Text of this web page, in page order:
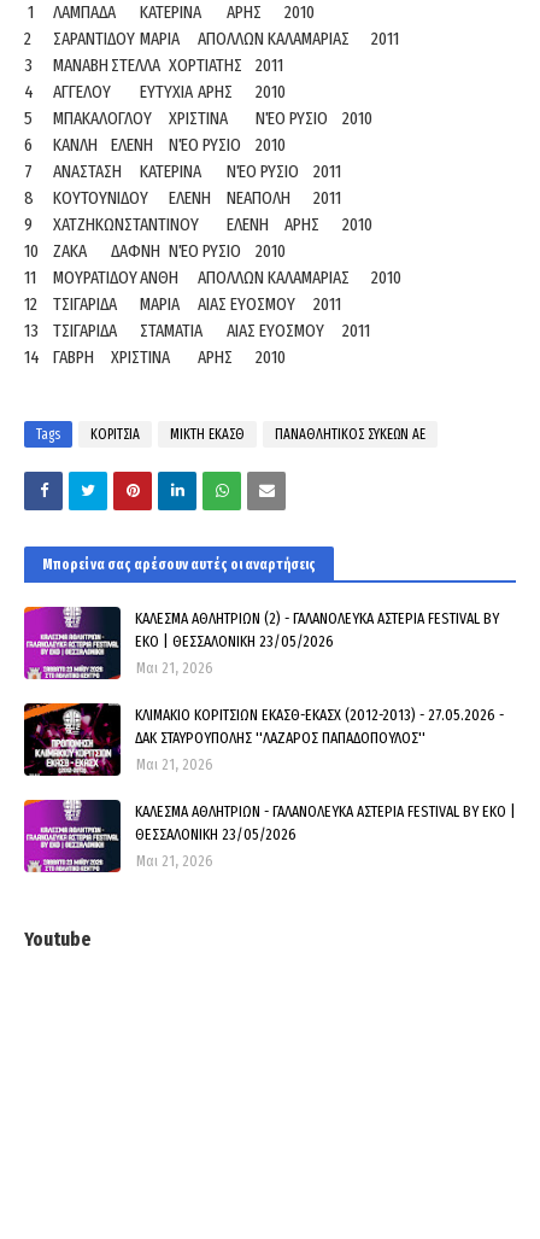
1 ΛΑΜΠΑΔΑ ΚΑΤΕΡΙΝΑ ΑΡΗΣ
2010
2
ΣΑΡΑΝΤΙΔΟΥ ΜΑΡΙΑ ΑΠΟΛΛΩΝ ΚΑΛΑΜΑΡΙΑΣ
2011
3
ΜΑΝΑΒΗ ΣΤΕΛΛΑ ΧΟΡΤΙΑΤΗΣ
2011
4
ΑΓΓΕΛΟΥ ΕΥΤΥΧΙΑ ΑΡΗΣ
2010
5
ΜΠΑΚΑΛΟΓΛΟΥ ΧΡΙΣΤΙΝΑ ΝΈΟ ΡΥΣΙΟ
2010
6
ΚΑΝΛΗ ΕΛΕΝΗ ΝΈΟ ΡΥΣΙΟ
2010
7
ΑΝΑΣΤΑΣΗ ΚΑΤΕΡΙΝΑ ΝΈΟ ΡΥΣΙΟ
2011
8
ΚΟΥΤΟΥΝΙΔΟΥ ΕΛΕΝΗ ΝΕΑΠΟΛΗ
2011
9
ΧΑΤΖΗΚΩΝΣΤΑΝΤΙΝΟΥ ΕΛΕΝΗ ΑΡΗΣ
2010
10
ΖΑΚΑ ΔΑΦΝΗ ΝΈΟ ΡΥΣΙΟ
2010
11
ΜΟΥΡΑΤΙΔΟΥΑΝΘΗ ΑΠΟΛΛΩΝ ΚΑΛΑΜΑΡΙΑΣ
2010
12
ΤΣΙΓΑΡΙΔΑ ΜΑΡΙΑ ΑΙΑΣ ΕΥΟΣΜΟΥ
2011
13
ΤΣΙΓΑΡΙΔΑ ΣΤΑΜΑΤΙΑ ΑΙΑΣ ΕΥΟΣΜΟΥ
2011
14
ΓΑΒΡΗ ΧΡΙΣΤΙΝΑ ΑΡΗΣ 2010
Tags ΚΟΡΙΤΣΙΑ ΜΙΚΤΗ ΕΚΑΣΘ ΠΑΝΑΘΛΗΤΙΚΟΣ ΣΥΚΕΩΝ ΑΕ
Μπορεί να σας αρέσουν αυτές οι αναρτήσεις
ΚΑΛΕΣΜΑ ΑΘΛΗΤΡΙΩΝ (2) - ΓΑΛΑΝΟΛΕΥΚΑ ΑΣΤΕΡΙΑ FESTIVAL BY
EKO | ΘΕΣΣΑΛΟΝΙΚΗ 23/05/2026
Μαι 21, 2026
ΚΛΙΜΑΚΙΟ ΚΟΡΙΤΣΙΩΝ ΕΚΑΣΘ-ΕΚΑΣΧ (2012-2013) - 27.05.2026 -
ΔΑΚ ΣΤΑΥΡΟΥΠΟΛΗΣ ''ΛΑΖΑΡΟΣ ΠΑΠΑΔΟΠΟΥΛΟΣ''
Μαι 21, 2026
ΚΑΛΕΣΜΑ ΑΘΛΗΤΡΙΩΝ - ΓΑΛΑΝΟΛΕΥΚΑ ΑΣΤΕΡΙΑ FESTIVAL BY EKO |
ΘΕΣΣΑΛΟΝΙΚΗ 23/05/2026
Μαι 21, 2026
Youtube